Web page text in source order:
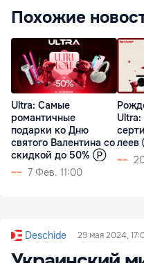
Похожие
Ultra: Самые
романтичные
подарки ко Дню
святого Валентина со
скидкой до 50% Ⓟ
7 Фев. 11:00
Deschide 29 мая 2024,